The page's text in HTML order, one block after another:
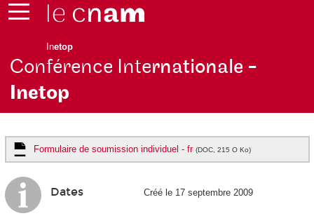
Inetop
Conférence Internationale -
Inetop
Formulaire de soumission individuel - fr (DOC, 215 O Ko)
Dates Créé le 17 septembre 2009